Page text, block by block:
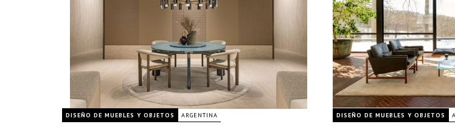
DISEÑO DE MUEBLES Y OBJETOS ARGENTINA DISEÑO DE MUEBLES Y OBJETOS